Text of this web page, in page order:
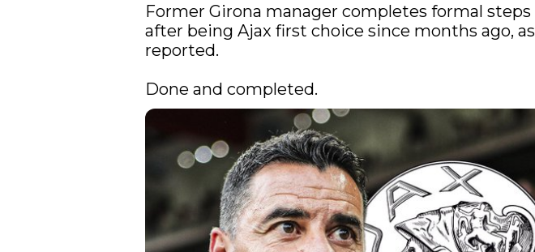
Former Girona manager completes formal steps
after being Ajax first choice since months ago, as
reported.
Done and completed.